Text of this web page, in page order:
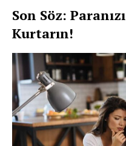
Son Söz:
Kurtarın!